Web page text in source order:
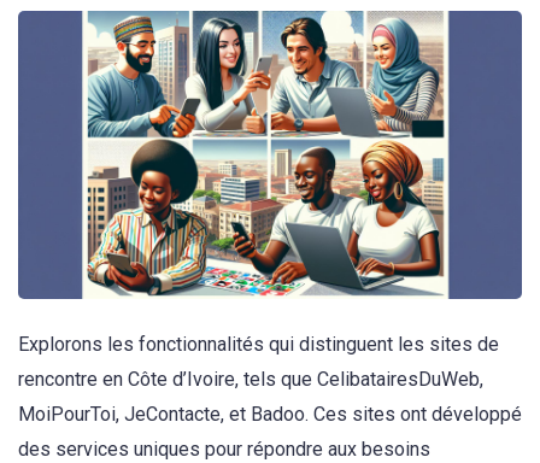
Explorons les fonctionnalités qui distinguent les sites de
rencontre en Côte d’Ivoire, tels que CelibatairesDuWeb,
MoiPourToi, JeContacte, et Badoo. Ces sites ont développé
des services uniques pour répondre aux besoins